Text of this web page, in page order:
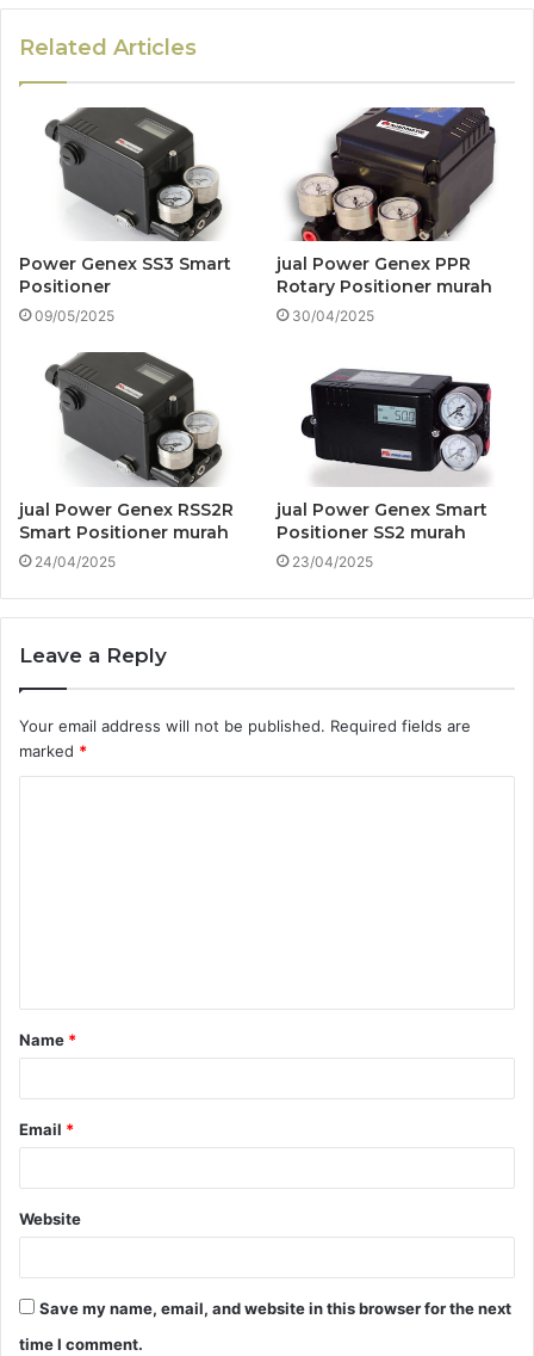
Related Articles
Power Genex SS3 Smart
Positioner
09/05/2025
jual Power Genex PPR
Rotary Positioner murah
30/04/2025
jual Power Genex RSS2R
Smart Positioner murah
24/04/2025
jual Power Genex Smart
Positioner SS2 murah
23/04/2025
Leave a Reply
Your email address will not be published. Required fields are
marked *
t
*
Name *
Email *
Website
Save my name, email, and website in this browser for the next
time I comment.